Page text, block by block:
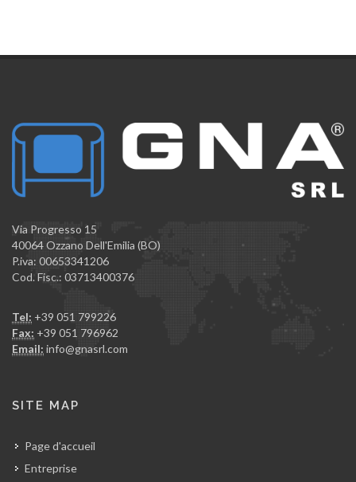
Via Progresso 15
40064 Ozzano Dell'Emilia (BO)
P.iva: 00653341206
Cod. Fisc.: 03713400376
Tel: +39 051 799226
Fax: +39 051 796962
Email: info@gnasrl.com
SITE MAP
Page d'accueil
Entreprise